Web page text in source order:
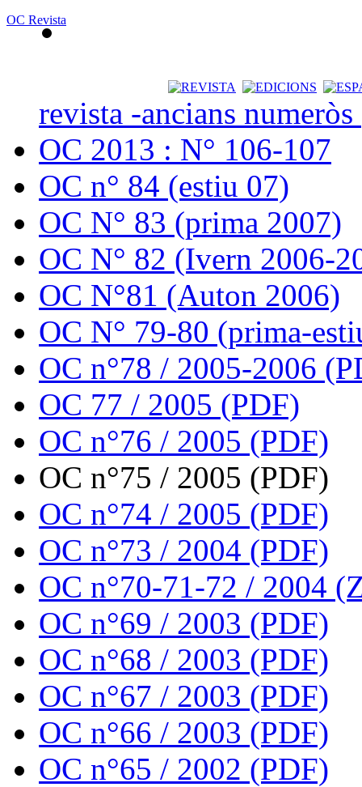
OC Revista
revista -ancians
OC 2013 : N° 106-107
OC n° 84 (estiu 07)
OC N° 83 (prima 2007)
OC N° 82 (Ivern 2006-
OC N°81 (Auton 2006)
OC N° 79-80 (prima-
OC n°78 / 2005-2006
OC 77 / 2005 (PDF)
OC n°76 / 2005 (PDF)
OC n°75 / 2005 (PDF)
OC n°74 / 2005 (PDF)
OC n°73 / 2004 (PDF)
OC n°70-71-72 / 2004
OC n°69 / 2003 (PDF)
OC n°68 / 2003 (PDF)
OC n°67 / 2003 (PDF)
OC n°66 / 2003 (PDF)
OC n°65 / 2002 (PDF)